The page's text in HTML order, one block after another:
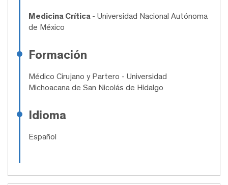
Medicina Crítica - Universidad Nacional Autónoma
de México
Formación
Médico Cirujano y Partero - Universidad
Michoacana de San Nicolás de Hidalgo
Idioma
Español